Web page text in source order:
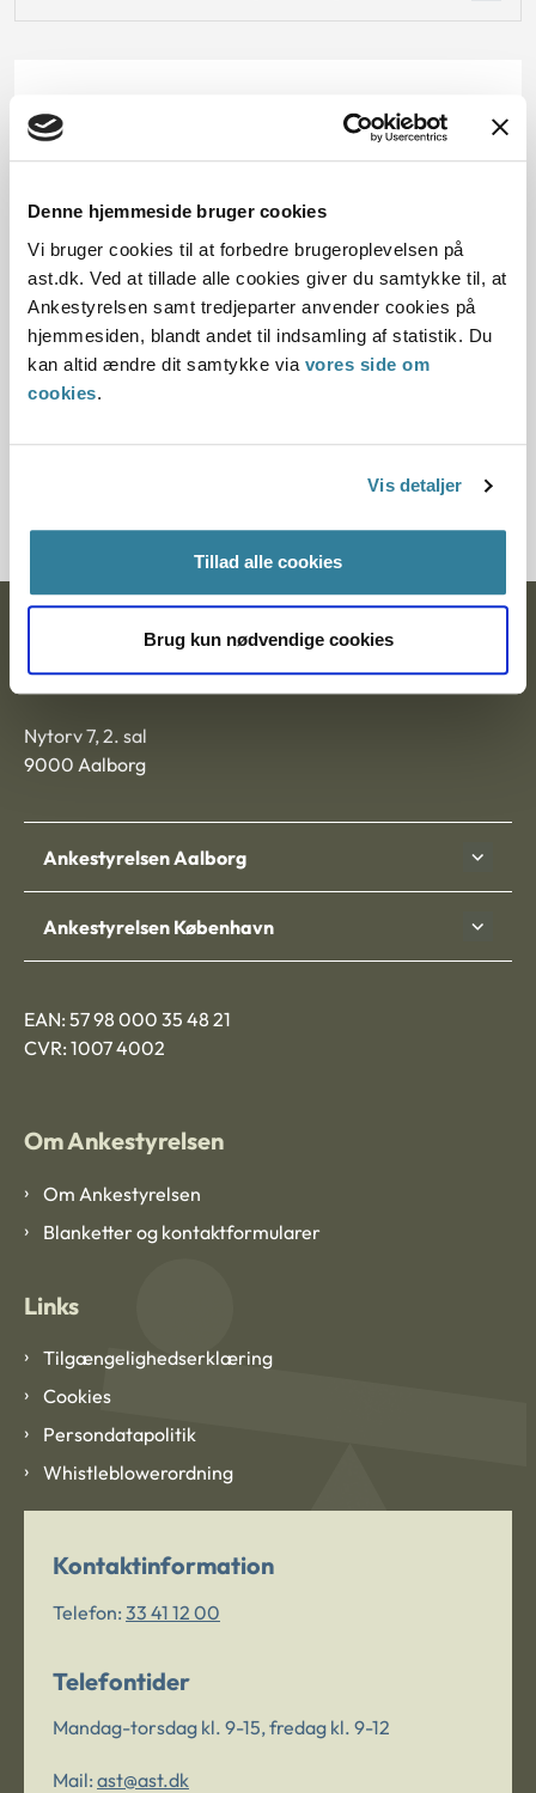
Denne hjemmeside bruger cookies
Vi bruger cookies til at forbedre brugeroplevelsen på
ast.dk. Ved at tillade alle cookies giver du samtykke til, at
Ankestyrelsen samt tredjeparter anvender cookies på
hjemmesiden, blandt andet til indsamling af statistik. Du
kan altid ændre dit samtykke via vores side om
cookies.
Vis detaljer
Tillad alle cookies
Brug kun nødvendige cookies
Dato for underskrift
Offentliggørelsesdato
10.07.2013
Paragraf
§ 112 § 1 § 113 § 19 § 113
Journalnummer
Ankestyrelsen
Postadresse:
Nytorv 7, 2. sal
9000 Aalborg
Ankestyrelsen Aalborg
Ankestyrelsen København
EAN: 57 98 000 35 48 21
CVR: 1007 4002
Om Ankestyrelsen
Om Ankestyrelsen
Blanketter og kontaktformularer
Links
Tilgængelighedserklæring
Cookies
Persondatapolitik
Whistleblowerordning
Kontaktinformation
Telefon: 33 41 12 00
Telefontider
Mandag-torsdag kl. 9-15, fredag kl. 9-12
Mail: ast@ast.dk